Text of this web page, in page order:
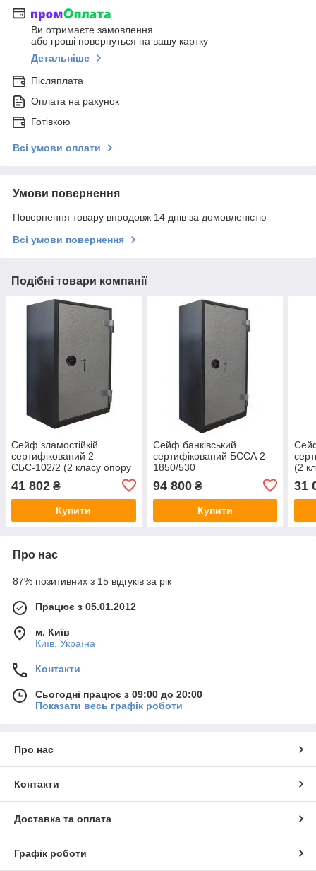
Ви отримаєте замовлення
або гроші повернуться на вашу картку
Детальніше
Післяплата
Оплата на рахунок
Готівкою
Всі умови оплати
Умови повернення
Повернення товару впродовж 14 днів за домовленістю
Всі умови повернення
Подібні товари компанії
Сейф зламостійкій
сертифікований 2
СБС-102/2 (2 класу опору
1020(в)х660(ш)х620(гл)
41 802 ₴
Купити
Сейф банківський
сертифікований БССА 2-
1850/530
94 800₴
Купити
(2
31
Про нас
87% позитивних з 15 відгуків за рік
Працює з 05.01.2012
м. Київ
Київ, Україна
Контакти
Сьогодні працює з 09:00 до 20:00
Показати весь графік роботи
Про нас
Контакти
Доставка та оплата
Графік роботи